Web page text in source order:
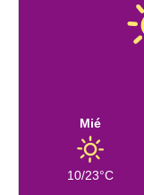
Mié
10/23°C